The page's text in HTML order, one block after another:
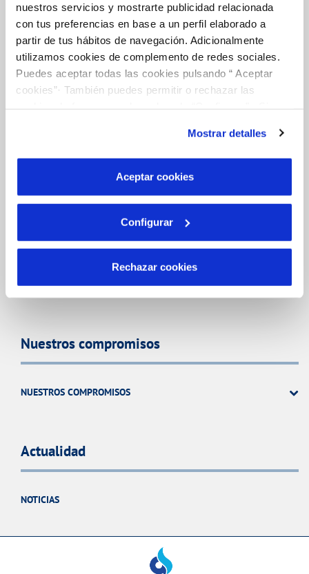
nuestros servicios y mostrarte publicidad relacionada
con tus preferencias en base a un perfil elaborado a
partir de tus hábitos de navegación. Adicionalmente
utilizamos cookies de complemento de redes sociales.
Puedes aceptar todas las cookies pulsando “ Aceptar
cookies”· También puedes permitir o rechazar las
instalación de todas las cookies salvo las necesarias que
son indispensables para que el sitio web funcione y que
por tanto no se pueden desactivar. Puedes consultar
Mostrar detalles
Aceptar cookies
Configurar
Rechazar cookies
Tu Agua
NUESTRO PAPEL EN EL CICLO URBANO
CALIDAD
SOBRE NOSOTROS
ÉTICA Y CUMPLIMIENTO
PERFIL DEL CONTRATANTE
Nuestros compromisos
NUESTROS COMPROMISOS
Actualidad
NOTICIAS